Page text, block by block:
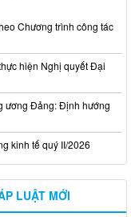
Chương trình công tác
hiện Nghị quyết Đại
ương Đảng: Định hướng
kinh tế quý II/2026
LUẬT MỚI